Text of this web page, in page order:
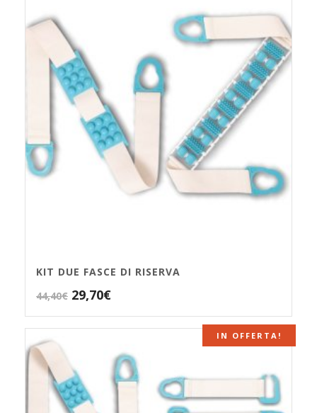
KIT DUE FASCE DI RISERVA
44,40€ Il
prezzo
originale
44,40€.
29,70€Il
prezzo
attuale
è:
29,70€.
IN OFFERTA!